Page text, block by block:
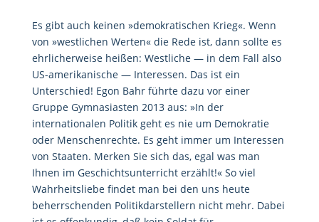
Es gibt auch keinen »demokratischen Krieg«. Wenn
von »westlichen Werten« die Rede ist, dann sollte es
ehrlicherweise heißen: Westliche — in dem Fall also
US-amerikanische — Interessen. Das ist ein
Unterschied! Egon Bahr führte dazu vor einer
Gruppe Gymnasiasten 2013 aus: »In der
internationalen Politik geht es nie um Demokratie
oder Menschenrechte. Es geht immer um Interessen
von Staaten. Merken Sie sich das, egal was man
Ihnen im Geschichtsunterricht erzählt!« So viel
Wahrheitsliebe findet man bei den uns heute
beherrschenden Politikdarstellern nicht mehr. Dabei